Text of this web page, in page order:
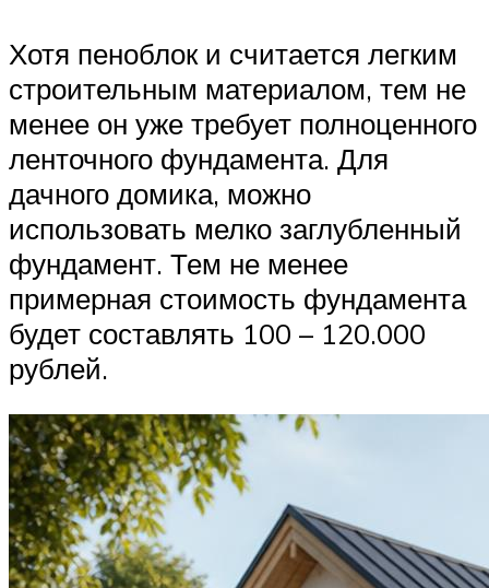
Хотя пеноблок и считается легким
строительным материалом, тем не
менее он уже требует полноценного
ленточного фундамента. Для
дачного домика, можно
использовать мелко заглубленный
фундамент. Тем не менее
примерная стоимость фундамента
будет составлять 100 – 120.000
рублей.